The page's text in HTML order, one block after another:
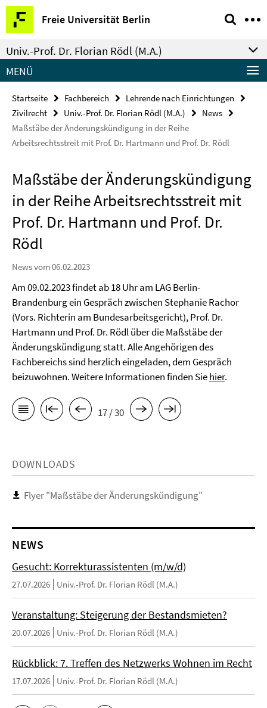
Springe
direkt
zu
Inhalt
Freie Universität Berlin
Service-
Navigation
Univ.-Prof. Dr. Florian Rödl (M.A.)
MENÜ
Startseite Fachbereich
Lehrende nach Einrichtungen
Zivilrecht
Univ.-Prof. Dr. Florian Rödl (M.A.)
News
Maßstäbe der Änderungskündigung in der Reihe
Arbeitsrechtsstreit mit Prof. Dr. Hartmann und Prof. Dr. Rödl
Maßstäbe der Änderungskündigung
in der Reihe Arbeitsrechtsstreit mit
Prof. Dr. Hartmann und Prof. Dr.
Rödl
News vom 06.02.2023
Am 09.02.2023 findet ab 18 Uhr am LAG Berlin-
Brandenburg ein Gespräch zwischen Stephanie Rachor
(Vors. Richterin am Bundesarbeitsgericht), Prof. Dr.
Hartmann und Prof. Dr. Rödl über die Maßstäbe der
Änderungskündigung statt. Alle Angehörigen des
Fachbereichs sind herzlich eingeladen, dem Gespräch
beizuwohnen. Weitere Informationen finden Siehier.
17 / 30
DOWNLOADS
Flyer "Maßstäbe der Änderungskündigung"
NEWS
Gesucht: Korrekturassistenten (m/w/d)
27.07.2026 Univ.-Prof. Dr. Florian Rödl (M.A.)
Veranstaltung: Steigerung der Bestandsmieten?
20.07.2026 Univ.-Prof. Dr. Florian Rödl (M.A.)
Rückblick: 7. Treffen des Netzwerks Wohnen im Recht
17.07.2026 Univ.-Prof. Dr. Florian Rödl (M.A.)